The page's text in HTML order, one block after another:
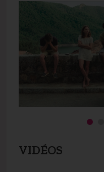
VIDÉOS